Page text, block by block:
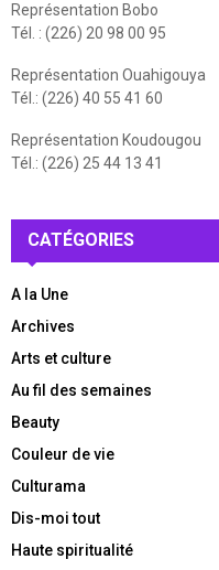
Représentation Bobo
Tél. : (226) 20 98 00 95
Représentation Ouahigouya
Tél.: (226) 40 55 41 60
Représentation Koudougou
Tél.: (226) 25 44 13 41
CATÉGORIES
A la Une
Archives
Arts et culture
Au fil des semaines
Beauty
Couleur de vie
Culturama
Dis-moi tout
Haute spiritualité